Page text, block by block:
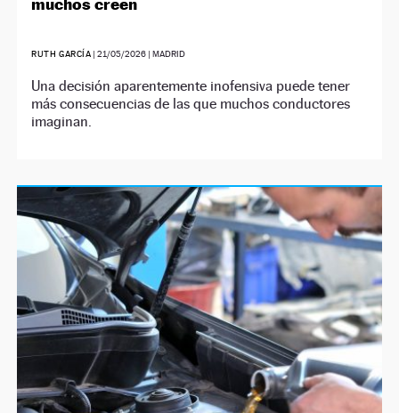
muchos creen
RUTH GARCÍA |21/05/2026 | MADRID
Una decisión aparentemente inofensiva puede tener
más consecuencias de las que muchos conductores
imaginan.